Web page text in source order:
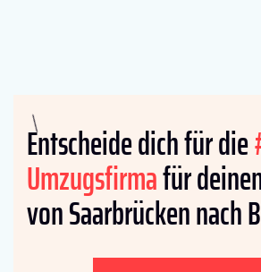
Entscheide dich für die
Umzugsfirmafür
von Saarbrücken nach